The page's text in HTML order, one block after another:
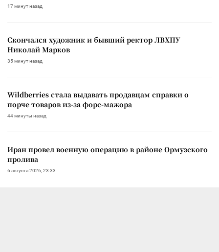
17 минут назад
Скончался художник и бывший ректор ЛВХПУ
Николай Марков
35 минут назад
Wildberries стала выдавать продавцам справки о
порче товаров из-за форс-мажора
44 минуты назад
Иран провел военную операцию в районе Ормузского
пролива
6 августа 2026, 23:33